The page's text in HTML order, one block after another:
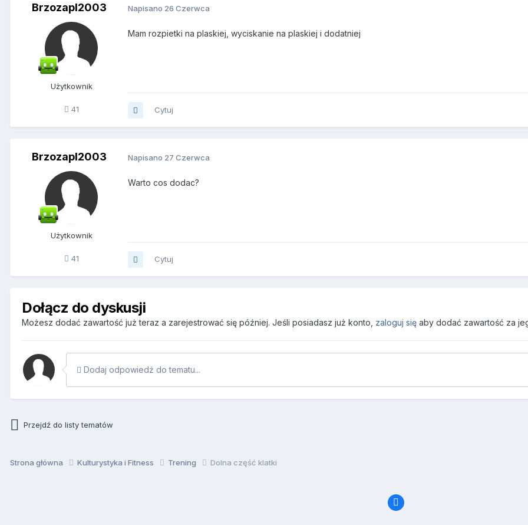
Brzozapl2003
Użytkownik
41
Napisano 26 Czerwca
Mam rozpietki na plaskiej, wyciskanie na plaskiej i dodatniej
Cytuj
Brzozapl2003
Użytkownik
41
Napisano 27 Czerwca
Warto cos dodac?
Cytuj
Dołącz do dyskusji
Możesz dodać zawartość już teraz a zarejestrować się później. Jeśli posiadasz już konto, zaloguj się aby dodać zawartość za
Dodaj odpowiedź do tematu...
Przejdź do listy tematów
Strona główna Kulturystyka i Fitness Trening Dolna część klatki